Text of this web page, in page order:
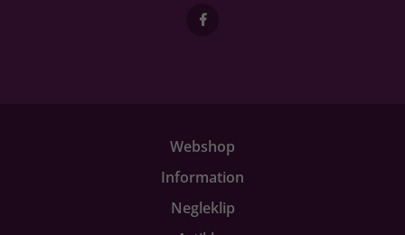
Webshop
Information
Negleklip